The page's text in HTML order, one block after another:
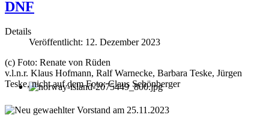
DNF
Details
Veröffentlicht: 12. Dezember 2023
(c) Foto: Renate von Rüden
v.l.n.r. Klaus Hofmann, Ralf Warnecke, Barbara Teske, Jürgen
Teske, nicht auf dem Foto: Claus Schönberger